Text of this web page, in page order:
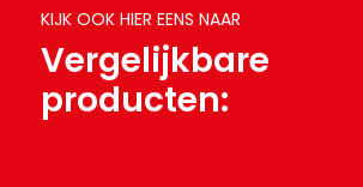
KIJK OOK HIER EENS NAAR
Vergelijkbare
producten: